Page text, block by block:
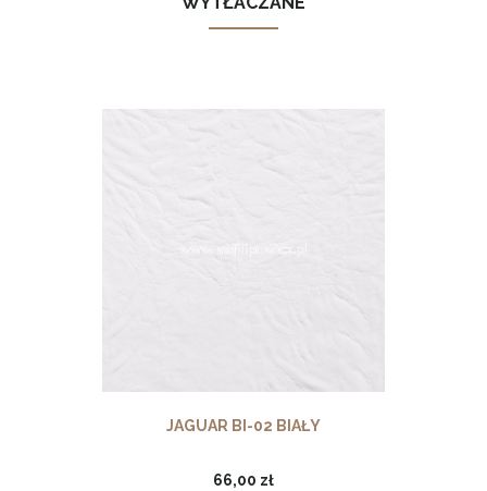
JAGUAR BI-02 BIAŁY
66,00 zł